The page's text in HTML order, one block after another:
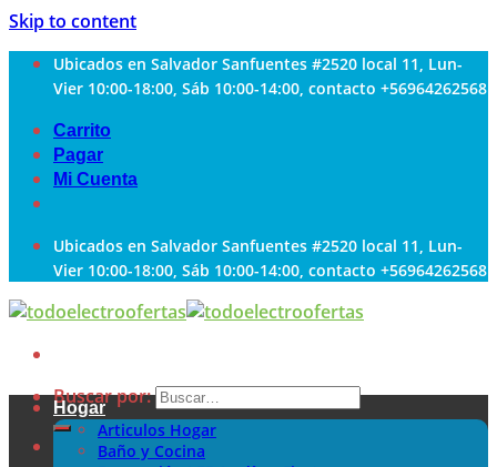
Skip to content
Ubicados en Salvador Sanfuentes #2520 local 11, Lun-
Vier 10:00-18:00, Sáb 10:00-14:00, contacto +56964262568
Carrito
Pagar
Mi Cuenta
Ubicados en Salvador Sanfuentes #2520 local 11, Lun-
Vier 10:00-18:00, Sáb 10:00-14:00, contacto +56964262568
Buscar por:
Hogar
Articulos Hogar
Baño y Cocina